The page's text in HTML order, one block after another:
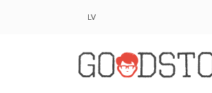
LV